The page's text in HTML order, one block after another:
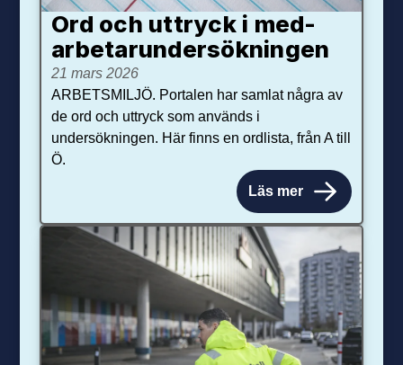
Ord och uttryck i med­­
arbetar­­under­sökningen
21 mars 2026
ARBETSMILJÖ. Portalen har samlat några av
de ord och uttryck som används i
undersökningen. Här finns en ordlista, från A till
Ö.
Läs mer